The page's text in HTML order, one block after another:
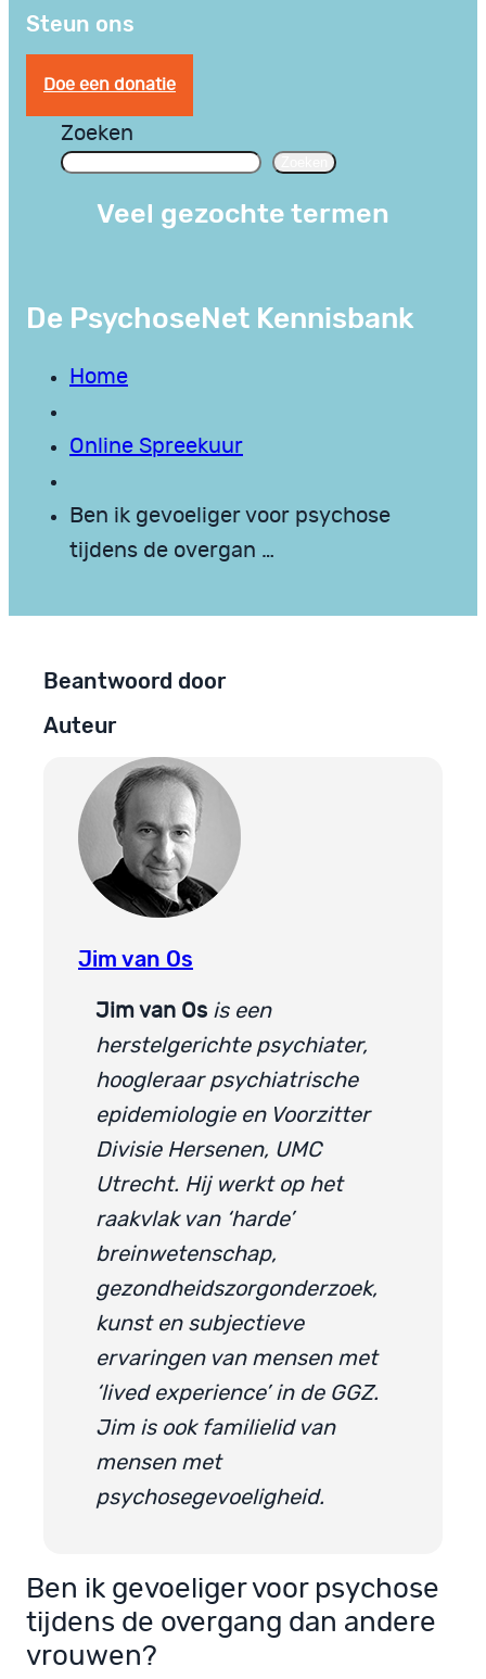
Steun ons
Doe een donatie
Zoeken
Veel gezochte termen
De PsychoseNet Kennisbank
Home
Online Spreekuur
Ben ik gevoeliger voor psychose
tijdens de overgan …
Beantwoord door
Auteur
Jim van Os
Jim van Os is een
herstelgerichte psychiater,
hoogleraar psychiatrische
epidemiologie en Voorzitter
Divisie Hersenen, UMC
Utrecht. Hij werkt op het
raakvlak van ‘harde’
breinwetenschap,
gezondheidszorgonderzoek,
kunst en subjectieve
ervaringen van mensen met
‘lived experience’ in de GGZ.
Jim is ook familielid van
mensen met
psychosegevoeligheid.
Ben ik gevoeliger voor psychose
tijdens de overgang dan andere
vrouwen?